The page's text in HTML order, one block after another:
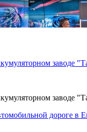
заводе
заводе
дороге в